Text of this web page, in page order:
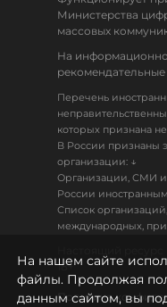
Министерства
массовых
На
Перечень
которых признана
В России признаны
организации: ↓
Организации, СМИ
России
Список
международных,
18+
Политика
На нашем сайте
файлы. Продолжая
данным сайтом, вы